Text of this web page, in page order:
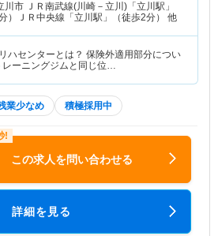
川市 ＪＲ南武線(川崎－立川)「立川駅」
分）ＪＲ中央線「立川駅」（徒歩2分） 他
ハセンターとは？ 保険外適用部分につい
レーニングジムと同じ位…
業少なめ 積極採用中
この求人を問い合わせる
詳細を見る